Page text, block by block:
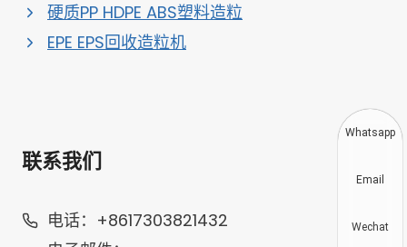
硬质PP HDPE ABS塑料造粒
EPE EPS回收造粒机
联系我们
电话：+8617303821432
Whatsapp
Email
Wechat